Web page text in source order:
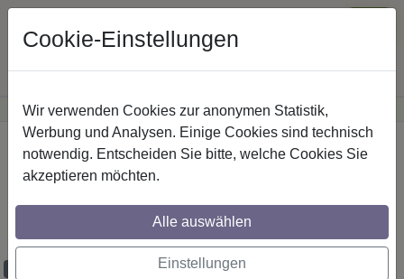
Günstige Versandkosteninnerhalb Österreichs· Sichere Zahlung
Startseite Gardinenstangen Metall
Gardinenstangen aus Metall in 20 mm Ø,
1-läufig, Modell SONETTE - Verano
Silbergrau / Messing-Optik
Cookie-Einstellungen
Wir verwenden Cookies zur anonymen Statistik,
Werbung und Analysen. Einige Cookies sind technisch
notwendig. Entscheiden Sie bitte, welche Cookies Sie
akzeptieren möchten.
Alle auswählen
Einstellungen